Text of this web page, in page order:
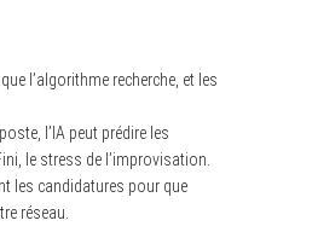
l’algorithme recherche, et les
l’IA peut prédire les
le stress de l’improvisation.
les candidatures pour que
réseau.